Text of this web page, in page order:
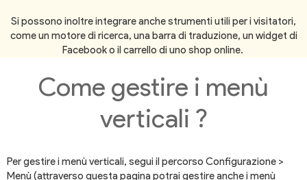
Si possono inoltre integrare anche strumenti utili per i visitatori,
come un motore di ricerca, una barra di traduzione, un widget di
Facebook o il carrello di uno shop online.
Come gestire i menù
verticali ?
Per gestire i menù verticali, segui il percorso Configurazione >
Menù (attraverso questa pagina potrai gestire anche i menù